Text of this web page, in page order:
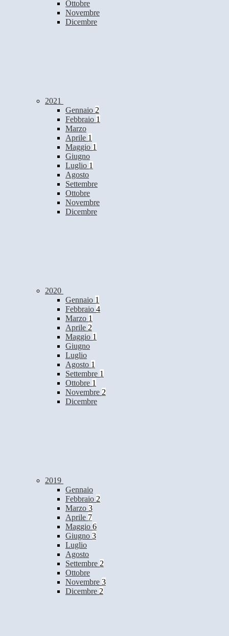
Ottobre
Novembre
Dicembre
2021
Gennaio 2
Febbraio 1
Marzo
Aprile 1
Maggio 1
Giugno
Luglio 1
Agosto
Settembre
Ottobre
Novembre
Dicembre
2020
Gennaio 1
Febbraio 4
Marzo 1
Aprile 2
Maggio 1
Giugno
Luglio
Agosto 1
Settembre 1
Ottobre 1
Novembre 2
Dicembre
2019
Gennaio
Febbraio 2
Marzo 3
Aprile 7
Maggio 6
Giugno 3
Luglio
Agosto
Settembre 2
Ottobre
Novembre 3
Dicembre 2